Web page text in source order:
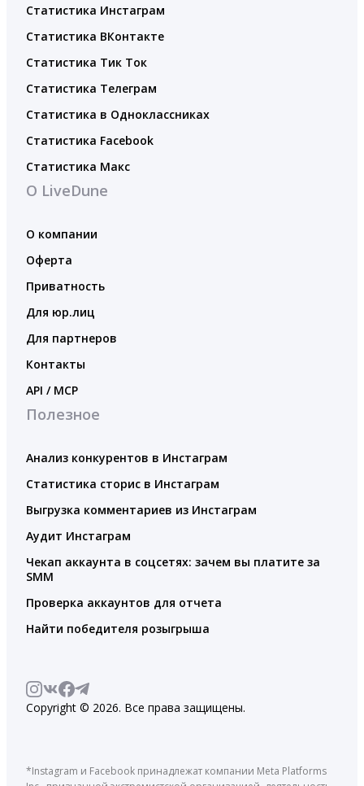
Статистика Инстаграм
Статистика ВКонтакте
Статистика Тик Ток
Статистика Телеграм
Статистика в Одноклассниках
Статистика Facebook
Статистика Макс
О LiveDune
О компании
Оферта
Приватность
Для юр.лиц
Для партнеров
Контакты
API / MCP
Полезное
Анализ конкурентов в Инстаграм
Статистика сторис в Инстаграм
Выгрузка комментариев из Инстаграм
Аудит Инстаграм
Чекап аккаунта в соцсетях: зачем вы платите за
SMM
Проверка аккаунтов для отчета
Найти победителя розыгрыша
Copyright © 2026. Все права защищены.
*Instagram и Facebook принадлежат компании Meta Platforms